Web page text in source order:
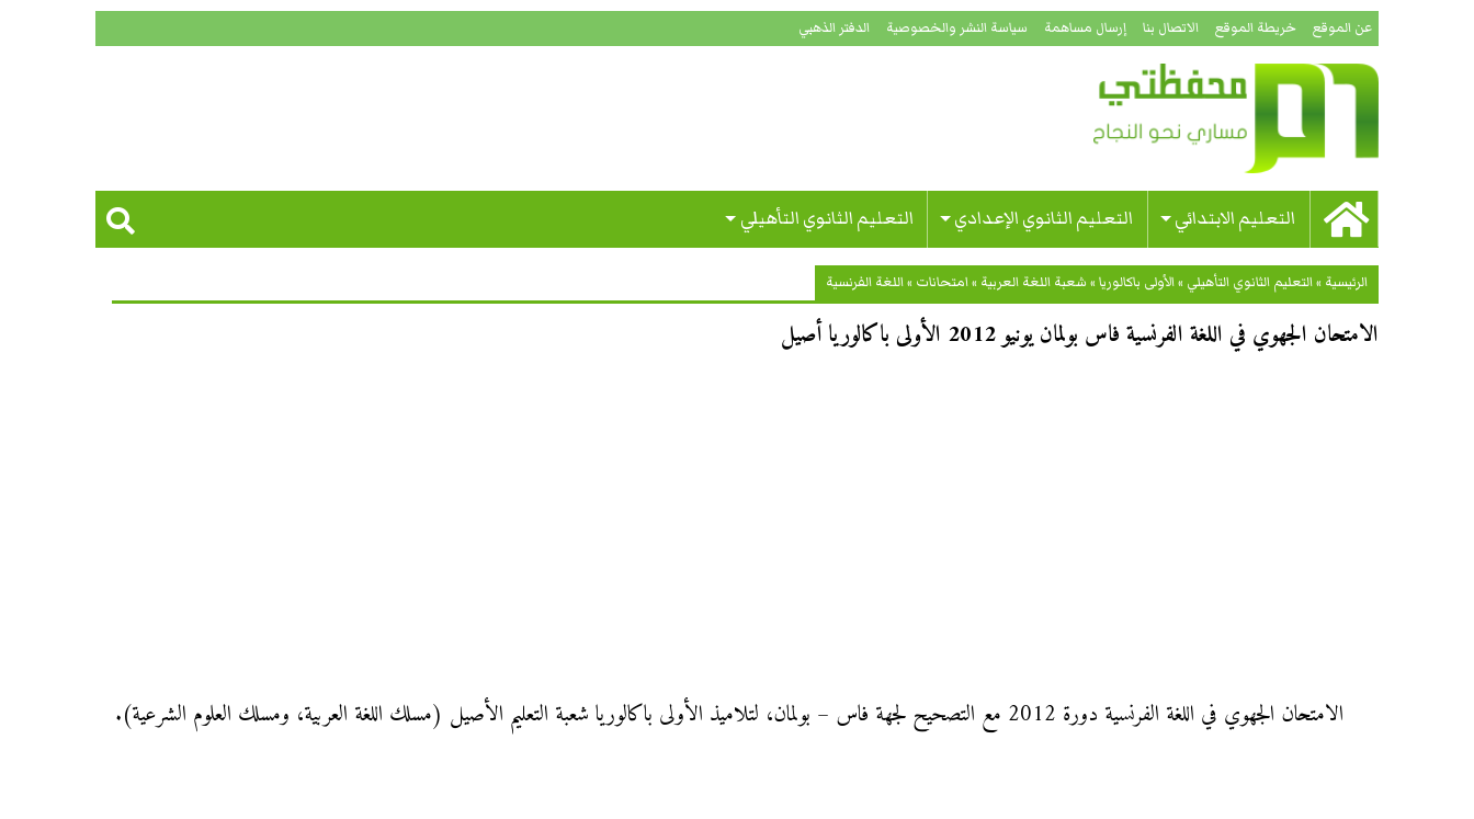
عن الموقع خريطة الموقع الاتصال بنا إرسال مساهمة سياسة النشر والخصوصية الدفتر الذهبي
التعليم الابتدائي التعليم الثانوي الإعدادي التعليم الثانوي التأهيلي
الرئيسية »التعليم الثانوي التأهيلي »الأولى باكالوريا» شعبة اللغة العربية »امتحانات »اللغة الفرنسية
الامتحان الجهوي في اللغة الفرنسية فاس بولمان يونيو 2012 الأولى باكالوريا أصيل
الامتحان الجهوي في اللغة الفرنسية دورة 2012 مع التصحيح لجهة فاس – بولمان، لتلاميذ الأولى باكالوريا شعبة التعليم الأصيل (مسلك اللغة العربية، ومسلك العلوم الشرعية).